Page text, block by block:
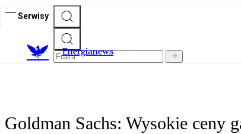
Serwisy
Energianews
Goldman Sachs: Wysokie ceny